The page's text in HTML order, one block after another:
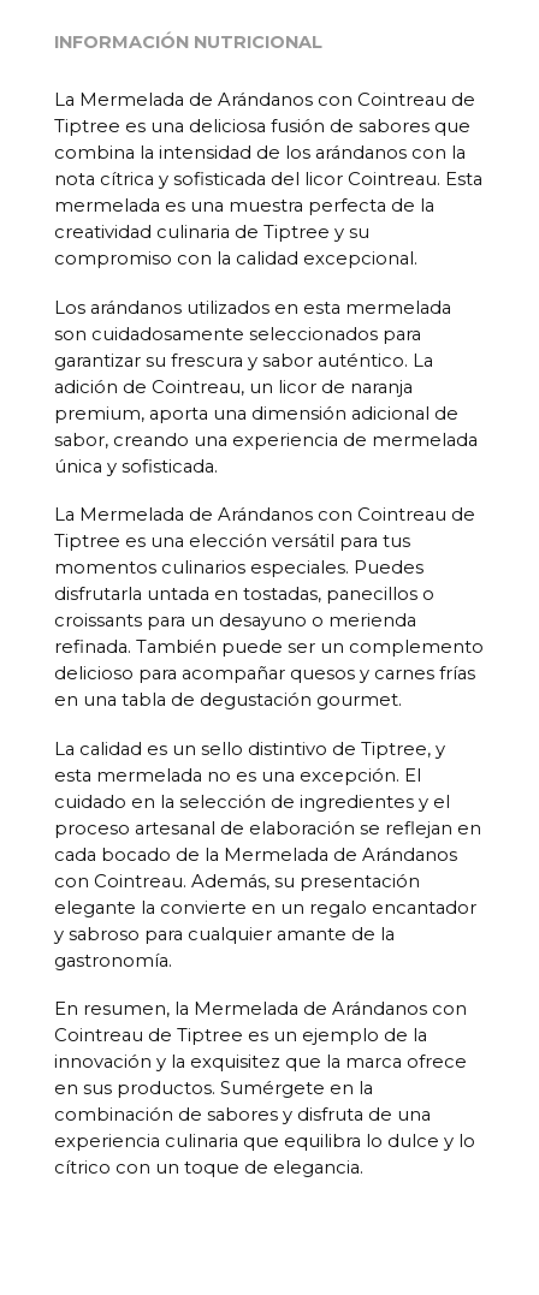
INFORMACIÓN NUTRICIONAL
La Mermelada de Arándanos con Cointreau de
Tiptree es una deliciosa fusión de sabores que
combina la intensidad de los arándanos con la
nota cítrica y sofisticada del licor Cointreau. Esta
mermelada es una muestra perfecta de la
creatividad culinaria de Tiptree y su
compromiso con la calidad excepcional.
Los arándanos utilizados en esta mermelada
son cuidadosamente seleccionados para
garantizar su frescura y sabor auténtico. La
adición de Cointreau, un licor de naranja
premium, aporta una dimensión adicional de
sabor, creando una experiencia de mermelada
única y sofisticada.
La Mermelada de Arándanos con Cointreau de
Tiptree es una elección versátil para tus
momentos culinarios especiales. Puedes
disfrutarla untada en tostadas, panecillos o
croissants para un desayuno o merienda
refinada. También puede ser un complemento
delicioso para acompañar quesos y carnes frías
en una tabla de degustación gourmet.
La calidad es un sello distintivo de Tiptree, y
esta mermelada no es una excepción. El
cuidado en la selección de ingredientes y el
proceso artesanal de elaboración se reflejan en
cada bocado de la Mermelada de Arándanos
con Cointreau. Además, su presentación
elegante la convierte en un regalo encantador
y sabroso para cualquier amante de la
gastronomía.
En resumen, la Mermelada de Arándanos con
Cointreau de Tiptree es un ejemplo de la
innovación y la exquisitez que la marca ofrece
en sus productos. Sumérgete en la
combinación de sabores y disfruta de una
experiencia culinaria que equilibra lo dulce y lo
cítrico con un toque de elegancia.